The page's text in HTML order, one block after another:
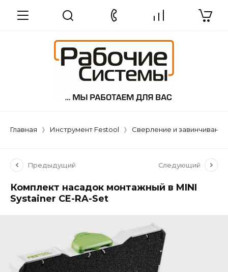
Главная Инструмент Festool Сверление и завинчивание
Предыдущий Следующий
Комплект насадок монтажный в MINI
Systainer CE-RA-Set